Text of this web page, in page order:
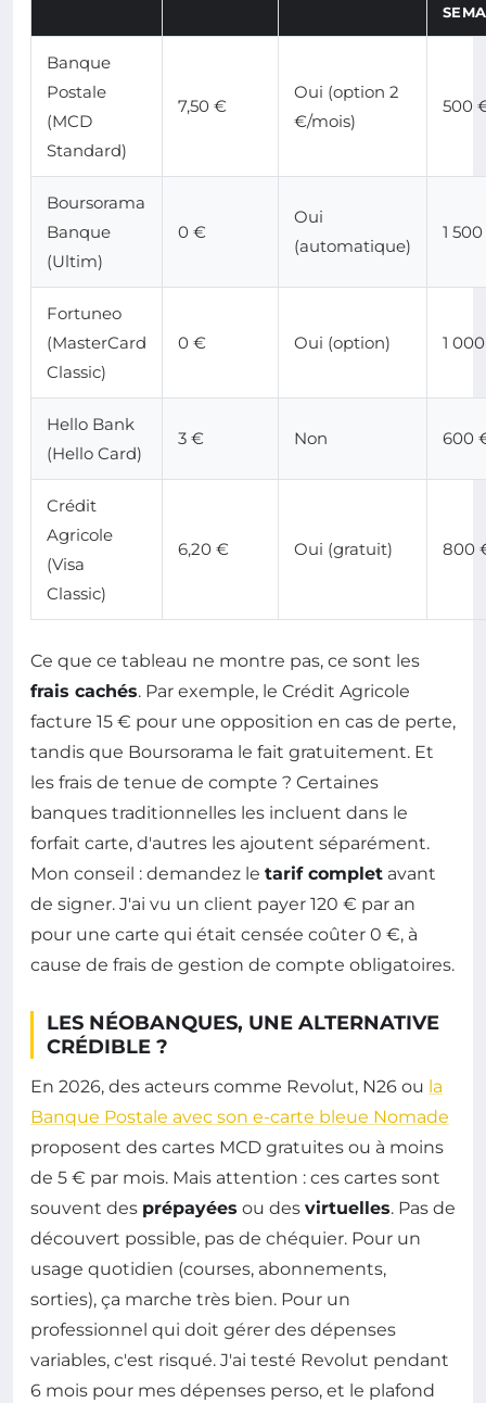
Banque
Postale
(MCD
Standard)
7,50 €
Oui (option 2
€/mois)
500
Boursorama
Banque
(Ultim)
0 €
Oui
(automatique)
1
Fortuneo
(MasterCard
Classic)
0 € Oui (option) 1
Hello Bank
(Hello Card)
3 € Non 600
Crédit
Agricole
(Visa
Classic)
6,20 € Oui (gratuit) 800
Ce que ce tableau ne montre pas, ce sont les
frais cachés. Par exemple, le Crédit Agricole
facture 15 € pour une opposition en cas de perte,
tandis que Boursorama le fait gratuitement. Et
les frais de tenue de compte ? Certaines
banques traditionnelles les incluent dans le
forfait carte, d'autres les ajoutent séparément.
Mon conseil : demandez le tarif complet avant
de signer. J'ai vu un client payer 120 € par an
pour une carte qui était censée coûter 0 €, à
cause de frais de gestion de compte obligatoires.
LES NÉOBANQUES, UNE ALTERNATIVE
CRÉDIBLE ?
En 2026, des acteurs comme Revolut, N26 ou la
Banque Postale avec son e-carte bleue Nomade
proposent des cartes MCD gratuites ou à moins
de 5 € par mois. Mais attention : ces cartes sont
souvent des prépayées ou des virtuelles. Pas de
découvert possible, pas de chéquier. Pour un
usage quotidien (courses, abonnements,
sorties), ça marche très bien. Pour un
professionnel qui doit gérer des dépenses
variables, c'est risqué. J'ai testé Revolut pendant
6 mois pour mes dépenses perso, et le plafond